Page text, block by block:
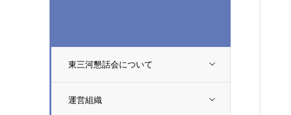
東三河懇話会について
運営組織